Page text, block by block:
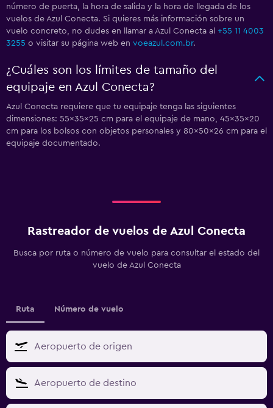
número de puerta, la hora de salida y la hora de llegada de los
vuelos de Azul Conecta. Si quieres más información sobre un
vuelo concreto, no dudes en llamar a Azul Conecta al +55 11 4003
3255 o visitar su página web en voeazul.com.br.
¿Cuáles son los límites de tamaño del
equipaje en Azul Conecta?
Azul Conecta requiere que tu equipaje tenga las siguientes
dimensiones: 55x35x25 cm para el equipaje de mano, 45x35x20
cm para los bolsos con objetos personales y 80x50x26 cm para el
equipaje documentado.
Rastreador de vuelos de Azul Conecta
Busca por ruta o número de vuelo para consultar el estado del
vuelo de Azul Conecta
Ruta Número de vuelo